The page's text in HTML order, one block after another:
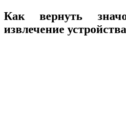
Как вернуть
извлечение